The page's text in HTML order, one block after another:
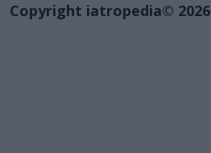
Copyright iatropedia© 2026